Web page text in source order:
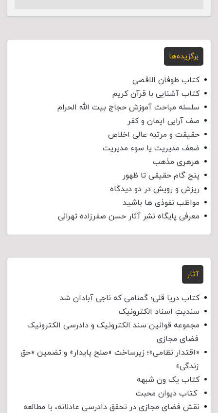
برگزیده‌ها
کتاب طوفان الاقصی
کتاب آشنایی با قرآن کریم
سلسله مباحث آموزش حجاج بیت الله الحرام
صف آرایی ایمان و کفر
حقیقت و مرتبه عالی اخلاص
ضعف مدیریت یا سوء مدیریت
هرهری مذهب
پنج گام حقیقی تا ظهور
ریزش و رویش در دو دیدگاه
مواظب نفوذی‌ ها باشید
معرفی پایگاه نشر آثار حسن صفرزاده تهرانی
آثار
کتاب دریا قلی؛ گمنامی که ناجی آبادان شد
سندیتِ اسناد الکترونیک
مجموعه قوانین سند الکترونیک و دادرسی الکترونیک
فضای مجازی
«اقتدار نظامی»؛ زیرساخت «صلح پایدار» و تضمین «حق
زندگی»
کتاب یک ون شبهه
کتاب دیوان محبت
نقش فضای مجازی در تحقق دادرسی عادلانه، با مطالعه